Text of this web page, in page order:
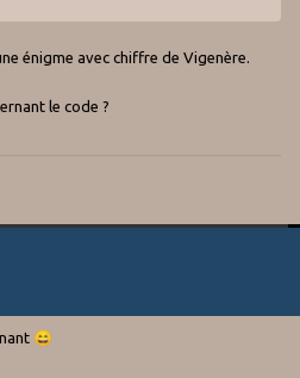
énigme avec chiffre de Vigenère.
le code ?
😄